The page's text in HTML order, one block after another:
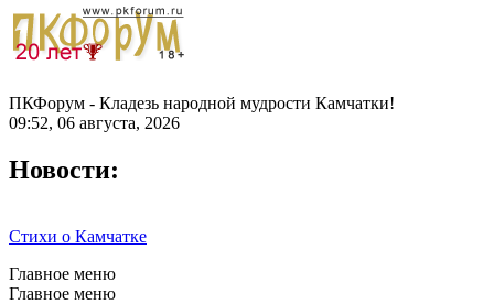
ПКФорум - Кладезь народной мудрости Камчатки!
09:52, 06 августа, 2026
Новости:
Стихи о Камчатке
Главное меню
Главное меню